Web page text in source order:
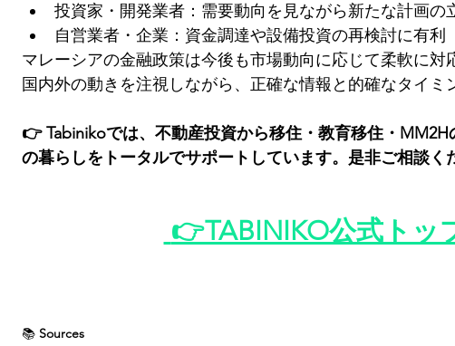
投資家・開発業者：需要動向を見ながら新たな計画の
自営業者・企業：資金調達や設備投資の再検討に有利
マレーシアの金融政策は今後も市場動向に応じて柔軟に対
国内外の動きを注視しながら、正確な情報と的確なタイミ
👉 Tabinikoでは、不動産投資から移住・教育移住・
の暮らしをトータルでサポートしています。是非ご相談く
👉TABINIKO公式トッ
📚 Sources